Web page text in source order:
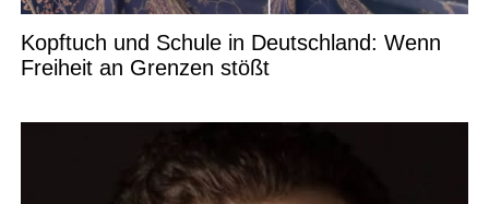
Kopftuch und Schule in Deutschland: Wenn
Freiheit an Grenzen stößt